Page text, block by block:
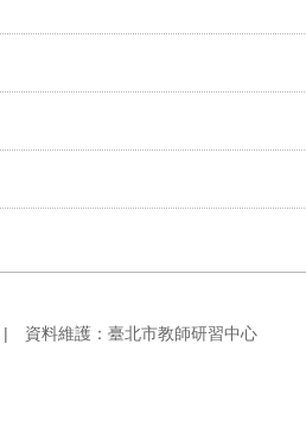
資料維護：臺北市教師研習中心